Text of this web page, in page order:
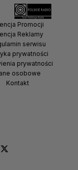
Promocji
Reklamy
serwisu
prywatności
prywatności
osobowe
Kontakt